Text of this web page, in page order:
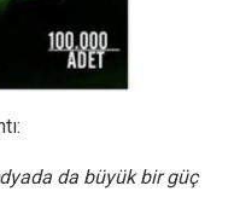
da büyük bir güç